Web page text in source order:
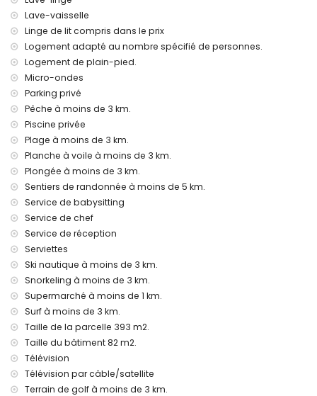
Service de réception et service d'urgence 24 heures
Chauffage par air et climatisation
Équipements et services en supplément
Service d'aéroport
Service de cuisine, service de blanchisserie et service de
Lit supplémentaire et lits/couffins pour enfants (sur
demande)
Activités de divertissement et de loisirs pour vos vacances
à Moraira, Costa Blanca
Bar (à moins de 1000 mètres de la maison)
Discothèque et promenade (à moins de 5 kilomètres de la
Sites et culture à Moraira, Costa Blanca
Église, château et ruines (à moins de 5 kilomètres de
l'hébergement)
Musée (à moins de 25 kilomètres de l'hébergement)
Sports
Tennis, golf, randonnée, VTT, cyclisme, escalade, canoë,
kayak, pêche, plongée, snorkeling, surf, planche à voile et ski
nautique (à moins de 5 kilomètres de la villa)
Équitation (à moins de 10 kilomètres de la villa)
Lave-vaisselle
Linge de lit compris dans le prix
Logement adapté au nombre spécifié de personnes.
Logement de plain-pied.
Micro-ondes
Parking privé
Pêche à moins de 3 km.
Piscine privée
Plage à moins de 3 km.
Planche à voile à moins de 3 km.
Plongée à moins de 3 km.
Sentiers de randonnée à moins de 5 km.
Service de babysitting
Service de chef
Service de réception
Serviettes
Ski nautique à moins de 3 km.
Snorkeling à moins de 3 km.
Supermarché à moins de 1 km.
Surf à moins de 3 km.
Taille de la parcelle 393 m2.
Taille du bâtiment 82 m2.
Télévision
Télévision par câble/satellite
Terrain de golf à moins de 3 km.